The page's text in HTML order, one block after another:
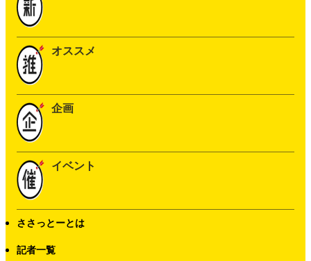
オススメ
企画
イベント
ささっとーとは
記者一覧